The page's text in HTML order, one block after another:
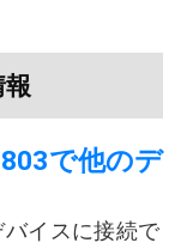
で他のデ
イスに接続で